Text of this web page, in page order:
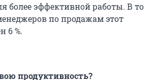
более эффективной работы. В то
по продажам этот
6 %.
продуктивность?